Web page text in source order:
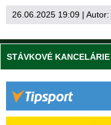
26.06.2025 19:09 | Autor:
STÁVKOVÉ KANCELÁRIE